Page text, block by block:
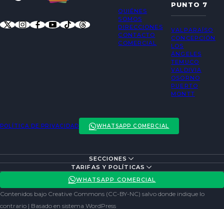
QUIÉNES
SOMOS
DIRECCIONES
CONTACTO
COMERCIAL
PUNTO 7
VALPARAÍSO
CONCEPCIÓN
LOS
ÁNGELES
TEMUCO
VALDIVIA
OSORNO
PUERTO
MONTT
POLÍTICA DE PRIVACIDAD WHATSAPP COMERCIAL
SECCIONES
ACTUALIDAD
REDES SOCIALES
TARIFAS Y POLÍTICAS
POLÍTICA DE PRIVACIDAD
WHATSAPP COMERCIAL
Contenidos bajo Creative Commons (CC-BY-NC) salvo donde indique lo
contrario | Basado en sistema WordPress